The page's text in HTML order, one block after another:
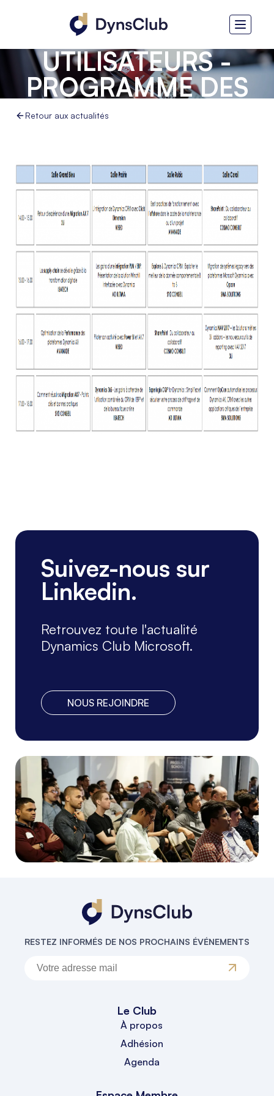
JOURNÉE DES
UTILISATEURS -
PROGRAMME DES
ATELIERS
Retour aux actualités
Suivez-nous sur
Linkedin.
Retrouvez toute l'actualité
Dynamics Club Microsoft.
NOUS REJOINDRE
RESTEZ INFORMÉS DE NOS PROCHAINS ÉVÉNEMENTS
Le Club
À propos
Adhésion
Agenda